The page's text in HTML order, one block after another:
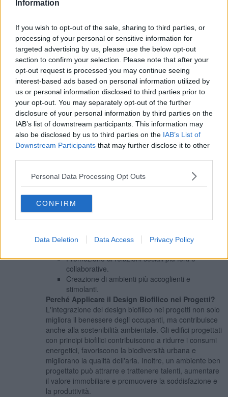
Information
If you wish to opt-out of the sale, sharing to third parties, or
processing of your personal or sensitive information for
targeted advertising by us, please use the below opt-out
section to confirm your selection. Please note that after your
opt-out request is processed you may continue seeing
interest-based ads based on personal information utilized by
us or personal information disclosed to third parties prior to
your opt-out. You may separately opt-out of the further
disclosure of your personal information by third parties on the
IAB’s list of downstream participants. This information may
also be disclosed by us to third parties on the IAB’s List of
Downstream Participants that may further disclose it to other
Personal Data Processing Opt Outs
CONFIRM
Data Deletion Data Access Privacy Policy
Benefici della Progettazione Biofilica
benefici.
1. Benefici Fisiologici:
Riduzione dello stress e dei livelli di cortisolo.
Aumento della concentrazione e delle prestazioni
Rafforzamento del senso di connessione e
Promozione di relazioni sociali più forti e
collaborative.
Creazione di ambienti più accoglienti e
stimolanti.
Perché Applicare il Design Biofilico nei Progetti?
L'integrazione del design biofilico nei progetti non solo
migliora il benessere degli occupanti, ma contribuisce
anche alla sostenibilità ambientale. Gli edifici progettati
con principi biofilici contribuiscono a ridurre i consumi
energetici, favoriscono la biodiversità urbana e
migliorano la qualità dell'aria. Inoltre, un ambiente ben
progettato può attrarre e trattenere talenti, aumentare
il valore immobiliare e promuovere la soddisfazione e
la produttività.